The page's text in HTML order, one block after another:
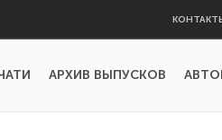
АРХИВ ВЫПУСКОВ